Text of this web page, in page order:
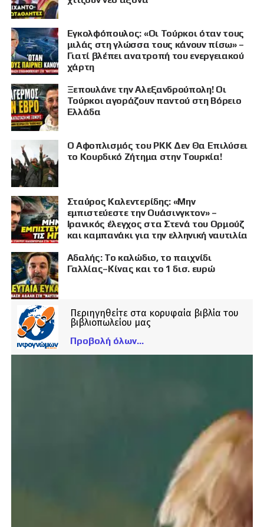
Εγκολφόπουλος: «Οι Τούρκοι όταν τους
μιλάς στη γλώσσα τους κάνουν πίσω» –
Γιατί βλέπει ανατροπή του ενεργειακού
χάρτη
Ξεπουλάνε την Αλεξανδρούπολη! Οι
Τούρκοι αγοράζουν παντού στη Βόρειο
Ελλάδα
Ο Αφοπλισμός του PKK Δεν Θα Επιλύσει
το Κουρδικό Ζήτημα στην Τουρκία!
Σταύρος Καλεντερίδης: «Μην
εμπιστεύεστε την Ουάσινγκτον» –
Ιρανικός έλεγχος στα Στενά του Ορμούζ
και καμπανάκι για την ελληνική ναυτιλία
Αδαλής: Το καλώδιο, το παιχνίδι
Γαλλίας–Κίνας και το 1 δισ. ευρώ
Περιηγηθείτε στα κορυφαία βιβλία του
βιβλιοπωλείου μας
Προβολή όλων